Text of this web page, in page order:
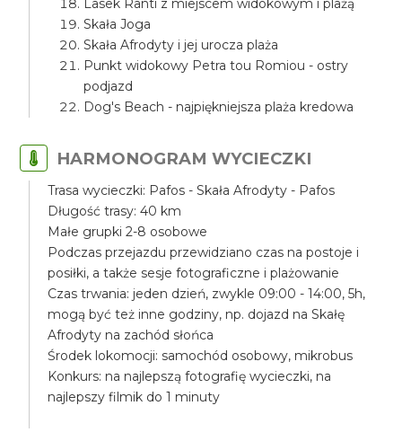
Lasek Ranti z miejscem widokowym i plażą
Skała Joga
Skała Afrodyty i jej urocza plaża
Punkt widokowy Petra tou Romiou - ostry
podjazd
Dog's Beach - najpiękniejsza plaża kredowa
HARMONOGRAM WYCIECZKI
Trasa wycieczki: Pafos - Skała Afrodyty - Pafos
Długość trasy: 40 km
Małe grupki 2-8 osobowe
Podczas przejazdu przewidziano czas na postoje i
posiłki, a także sesje fotograficzne i plażowanie
Czas trwania: jeden dzień, zwykle 09:00 - 14:00, 5h,
mogą być też inne godziny, np. dojazd na Skałę
Afrodyty na zachód słońca
Środek lokomocji: samochód osobowy, mikrobus
Konkurs: na najlepszą fotografię wycieczki, na
najlepszy filmik do 1 minuty